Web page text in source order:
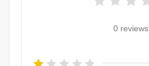
0 reviews